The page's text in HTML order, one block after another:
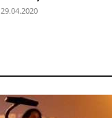
29.04.2020